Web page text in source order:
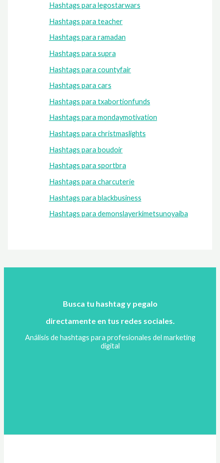
Hashtags para legostarwars
Hashtags para teacher
Hashtags para ramadan
Hashtags para supra
Hashtags para countyfair
Hashtags para cars
Hashtags para txabortionfunds
Hashtags para mondaymotivation
Hashtags para christmaslights
Hashtags para boudoir
Hashtags para sportbra
Hashtags para charcuterie
Hashtags para blackbusiness
Hashtags para demonslayerkimetsunoyaiba
Busca tu hashtag y pegalo
directamente en tus redes sociales.
Análisis de hashtags para profesionales del marketing
digital